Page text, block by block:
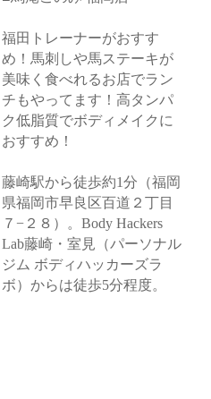
福田トレーナーがおすす
め！馬刺しや馬ステーキが
美味く食べれるお店でラン
チもやってます！高タンパ
ク低脂質でボディメイクに
おすすめ！
藤崎駅から徒歩約1分（福岡
県福岡市早良区百道２丁目
７−２８）。Body Hackers
Lab藤崎・室見（パーソナル
ジム ボディハッカーズラ
ボ）からは徒歩5分程度。